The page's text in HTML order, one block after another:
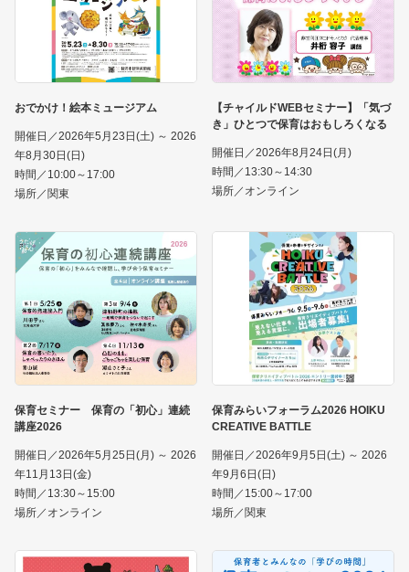
おでかけ！絵本ミュージアム
開催日／2026年5月23日(土) ～ 2026
年8月30日(日)
時間／10:00～17:00
場所／関東
【チャイルドWEBセミナー】「気づ
き」ひとつで保育はおもしろくなる
開催日／2026年8月24日(月)
時間／13:30～14:30
場所／オンライン
保育セミナー 保育の「初心」連続
講座2026
開催日／2026年5月25日(月) ～ 2026
年11月13日(金)
時間／13:30～15:00
場所／オンライン
保育みらいフォーラム2026 HOIKU
CREATIVE BATTLE
開催日／2026年9月5日(土) ～ 2026
年9月6日(日)
時間／15:00～17:00
場所／関東